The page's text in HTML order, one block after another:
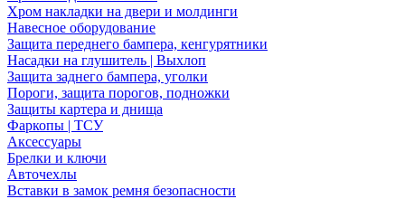
Хром накладки на двери и молдинги
Навесное оборудование
Защита переднего бампера, кенгурятники
Насадки на глушитель | Выхлоп
Защита заднего бампера, уголки
Пороги, защита порогов, подножки
Защиты картера и днища
Фаркопы | ТСУ
Аксессуары
Брелки и ключи
Авточехлы
Вставки в замок ремня безопасности